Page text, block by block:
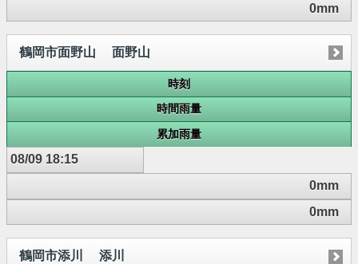
0mm
鶴岡市面野山 面野山
時刻
時間雨量
累加雨量
08/09 18:15
0mm
0mm
鶴岡市添川 添川